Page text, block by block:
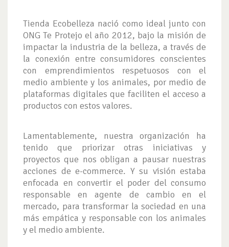
Tienda Ecobelleza nació como ideal junto con
ONG Te Protejo el año 2012, bajo la misión de
impactar la industria de la belleza, a través de
la conexión entre consumidores conscientes
con emprendimientos respetuosos con el
medio ambiente y los animales, por medio de
plataformas digitales que faciliten el acceso a
productos con estos valores.
Lamentablemente, nuestra organización ha
tenido que priorizar otras iniciativas y
proyectos que nos obligan a pausar nuestras
acciones de e-commerce. Y su visión estaba
enfocada en convertir el poder del consumo
responsable en agente de cambio en el
mercado, para transformar la sociedad en una
más empática y responsable con los animales
y el medio ambiente.